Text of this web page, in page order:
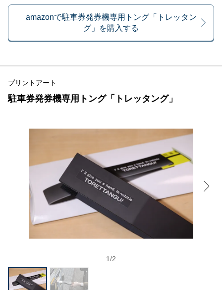
amazonで駐車券発券機専用トング「トレッタン
グ」を購入する
プリントアート
駐車券発券機専用トング「トレッタング」
1/2